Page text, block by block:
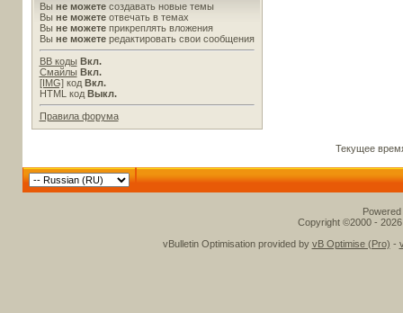
Вы не можетесоздавать новые темы
Вы не можетеотвечать в темах
Вы не можетеприкреплять вложения
Вы не можетередактировать свои сообщения
BB коды Вкл.
Смайлы Вкл.
[IMG]код Вкл.
HTML код Выкл.
Правила форума
Текущее
Copyright ©2000 -
vBulletin Optimisation provided by vB Optimise (Pro) -